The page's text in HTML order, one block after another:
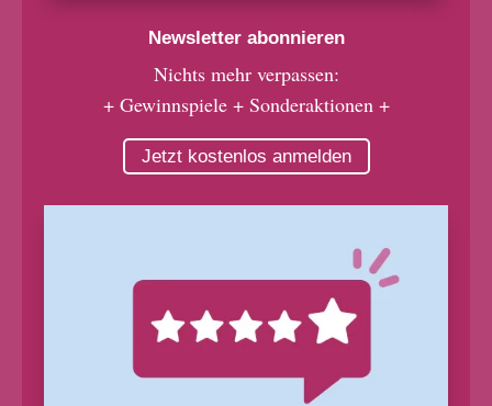
Newsletter abonnieren
Nichts mehr verpassen:
+ Gewinnspiele + Sonderaktionen +
Jetzt kostenlos anmelden